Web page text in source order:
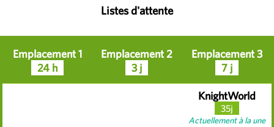
Listes d'attente
Emplacement 1
24 h
Emplacement 2
3 j
Emplacement 3
7 j
KnightWorld
35j
Actuellement à la une